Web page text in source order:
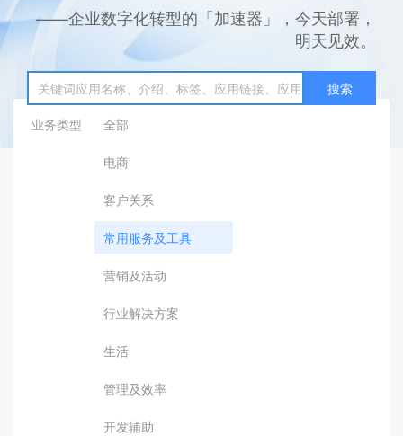
——企业数字化转型的「加速器」，今天部署，
明天见效。
搜索
业务类型
全部
电商
客户关系
常用服务及工具
营销及活动
行业解决方案
生活
管理及效率
开发辅助